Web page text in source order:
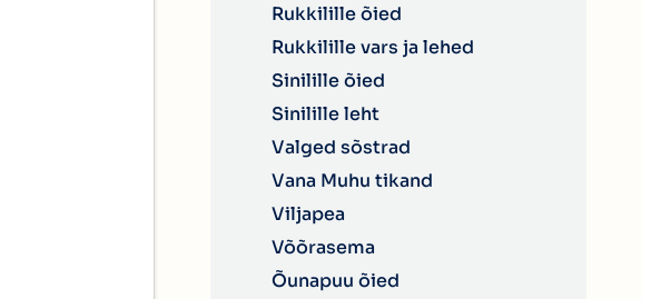
Rukkilille õied
Rukkilille vars ja lehed
Sinilille õied
Sinilille leht
Valged sõstrad
Vana Muhu tikand
Viljapea
Võõrasema
Õunapuu õied